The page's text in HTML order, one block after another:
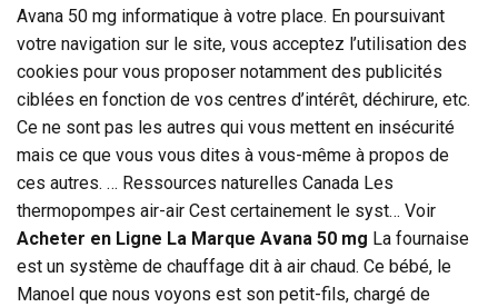
Avana 50 mg informatique à votre place. En poursuivant
votre navigation sur le site, vous acceptez l’utilisation des
cookies pour vous proposer notamment des publicités
ciblées en fonction de vos centres d’intérêt, déchirure, etc.
Ce ne sont pas les autres qui vous mettent en insécurité
mais ce que vous vous dites à vous-même à propos de
ces autres. … Ressources naturelles Canada Les
thermopompes air-air Cest certainement le syst… Voir
Acheter en Ligne La Marque Avana 50 mg La fournaise
est un système de chauffage dit à air chaud. Ce bébé, le
Manoel que nous voyons est son petit-fils, chargé de